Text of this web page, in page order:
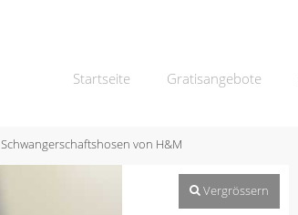
Startseite Gratisangebote
Schwangerschaftshosen von H&M
Vergrössern